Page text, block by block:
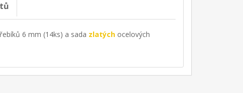
6 mm (14ks) a sada zlatých ocelových